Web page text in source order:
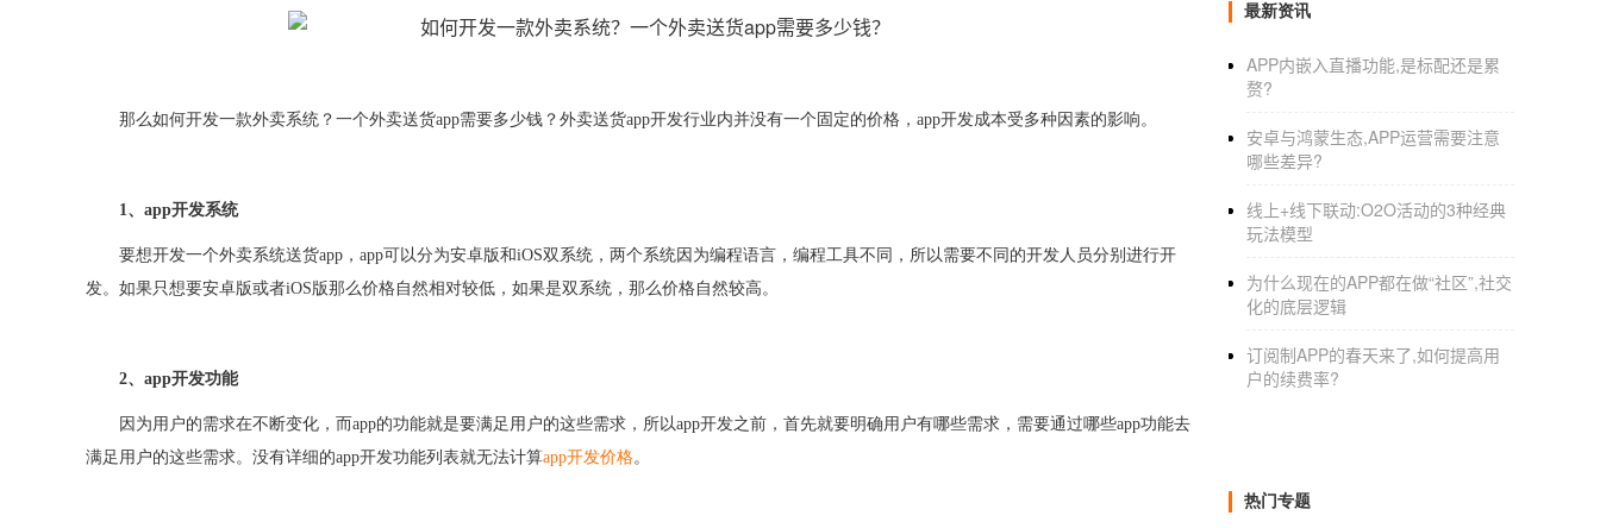
那么如何开发一款外卖系统？一个外卖送货app需要多少钱？外卖送货app开发行业内并没有一个固定的价格，app开发成本受多种因素的影响。
1、app开发系统
要想开发一个外卖系统送货app，app可以分为安卓版和iOS双系统，两个系统因为编程语言，编程工具不同，所以需要不同的开发人员分别进行开
发。如果只想要安卓版或者iOS版那么价格自然相对较低，如果是双系统，那么价格自然较高。
2、app开发功能
因为用户的需求在不断变化，而app的功能就是要满足用户的这些需求，所以app开发之前，首先就要明确用户有哪些需求，需要通过哪些app功能去
满足用户的这些需求。没有详细的app开发功能列表就无法计算app开发价格。
最新资讯
APP内嵌入直播功能,是标配还是累
赘?
安卓与鸿蒙生态,APP运营需要注意
哪些差异?
线上+线下联动:O2O活动的3种经典
玩法模型
为什么现在的APP都在做“社区”,社交
化的底层逻辑
订阅制APP的春天来了,如何提高用
户的续费率?
热门专题